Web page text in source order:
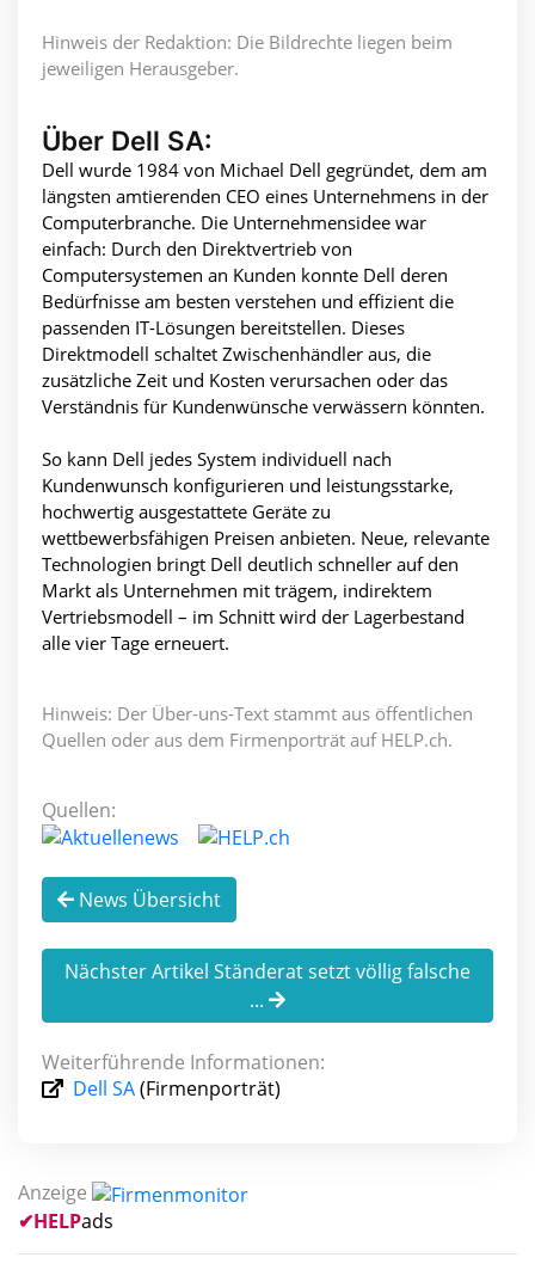
Hinweis der Redaktion: Die Bildrechte liegen beim
jeweiligen Herausgeber.
Über Dell SA:
Dell wurde 1984 von Michael Dell gegründet, dem am
längsten amtierenden CEO eines Unternehmens in der
Computerbranche. Die Unternehmensidee war
einfach: Durch den Direktvertrieb von
Computersystemen an Kunden konnte Dell deren
Bedürfnisse am besten verstehen und effizient die
passenden IT-Lösungen bereitstellen. Dieses
Direktmodell schaltet Zwischenhändler aus, die
zusätzliche Zeit und Kosten verursachen oder das
Verständnis für Kundenwünsche verwässern könnten.
So kann Dell jedes System individuell nach
Kundenwunsch konfigurieren und leistungsstarke,
hochwertig ausgestattete Geräte zu
wettbewerbsfähigen Preisen anbieten. Neue, relevante
Technologien bringt Dell deutlich schneller auf den
Markt als Unternehmen mit trägem, indirektem
Vertriebsmodell – im Schnitt wird der Lagerbestand
alle vier Tage erneuert.
Hinweis: Der Über-uns-Text stammt aus öffentlichen
Quellen oder aus dem Firmenporträt auf HELP.ch.
Quellen:
News Übersicht
Nächster Artikel Ständerat setzt völlig falsche
...
Weiterführende Informationen:
Dell SA(Firmenporträt)
Anzeige
✔HELPads